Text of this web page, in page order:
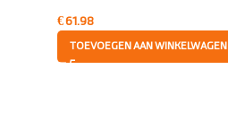
€61.98
TOEVOEGEN AAN WINKELWAGEN